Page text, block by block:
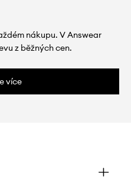
nákupu. V Answear
z běžných cen.
více